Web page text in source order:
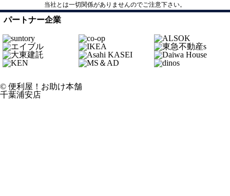
当社とは一切関係がありませんのでご注意下さい。
パートナー企業
© 便利屋！お助け本舗
千葉浦安店